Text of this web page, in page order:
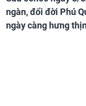
ngàn, đổi đời Phú
ngày càng hưng